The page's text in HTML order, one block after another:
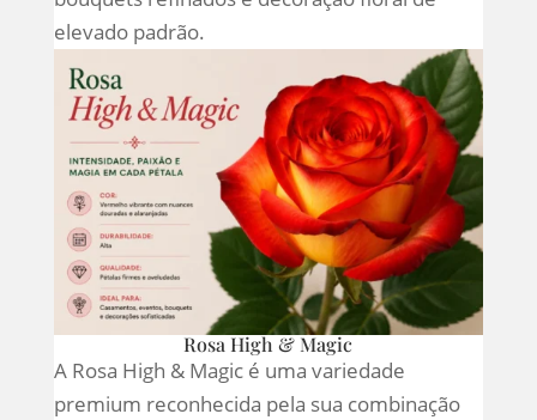
elevado padrão.
Rosa High & Magic
A Rosa High & Magic é uma variedade
premium reconhecida pela sua combinação